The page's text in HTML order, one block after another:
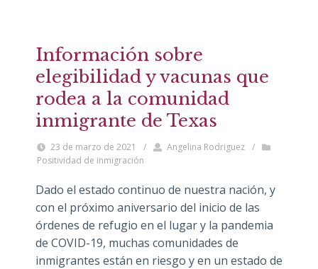
Información sobre
elegibilidad y vacunas que
rodea a la comunidad
inmigrante de Texas
23 de marzo de 2021 / Angelina Rodriguez /
Positividad de inmigración
Dado el estado continuo de nuestra nación, y
con el próximo aniversario del inicio de las
órdenes de refugio en el lugar y la pandemia
de COVID-19, muchas comunidades de
inmigrantes están en riesgo y en un estado de